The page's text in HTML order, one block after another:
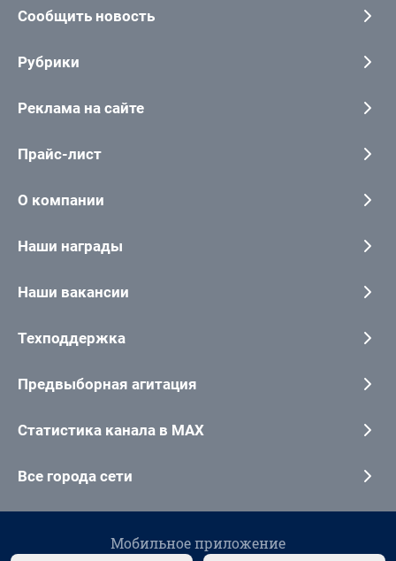
Сообщить новость
Рубрики
Реклама на сайте
Прайс-лист
О компании
Наши награды
Наши вакансии
Техподдержка
Предвыборная агитация
Статистика канала в MAX
Все города сети
Мобильное приложение